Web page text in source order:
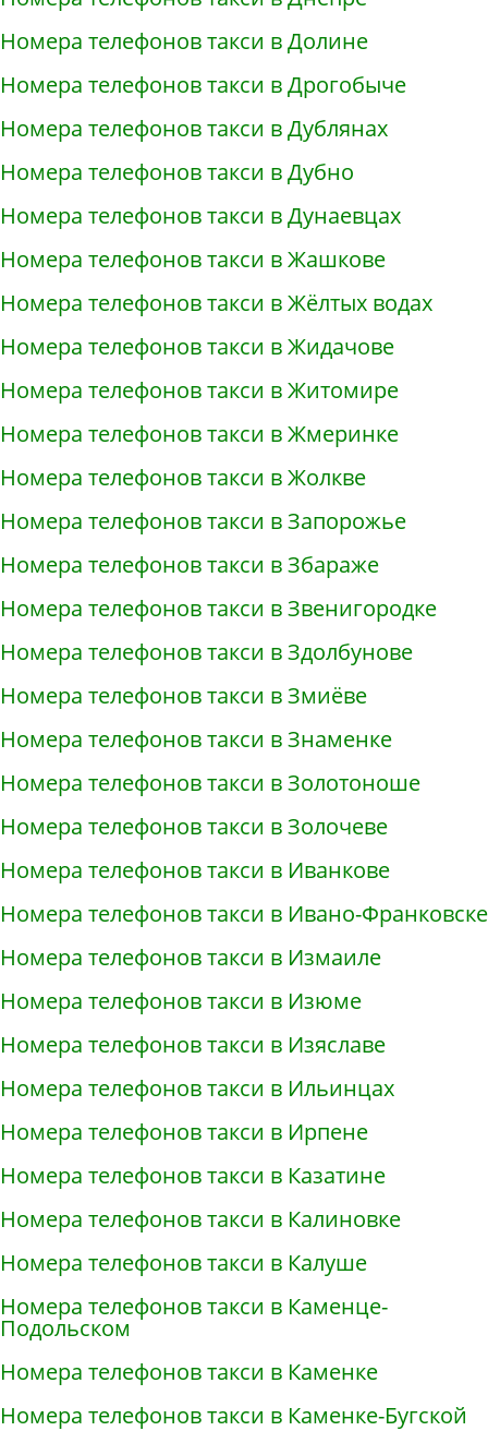
Номера телефонов такси в Долине
Номера телефонов такси в Дрогобыче
Номера телефонов такси в Дублянах
Номера телефонов такси в Дубно
Номера телефонов такси в Дунаевцах
Номера телефонов такси в Жашкове
Номера телефонов такси в Жёлтых водах
Номера телефонов такси в Жидачове
Номера телефонов такси в Житомире
Номера телефонов такси в Жмеринке
Номера телефонов такси в Жолкве
Номера телефонов такси в Запорожье
Номера телефонов такси в Збараже
Номера телефонов такси в Звенигородке
Номера телефонов такси в Здолбунове
Номера телефонов такси в Змиёве
Номера телефонов такси в Знаменке
Номера телефонов такси в Золотоноше
Номера телефонов такси в Золочеве
Номера телефонов такси в Иванкове
Номера телефонов такси в Ивано-Франковске
Номера телефонов такси в Измаиле
Номера телефонов такси в Изюме
Номера телефонов такси в Изяславе
Номера телефонов такси в Ильинцах
Номера телефонов такси в Ирпене
Номера телефонов такси в Казатине
Номера телефонов такси в Калиновке
Номера телефонов такси в Калуше
Номера телефонов такси в Каменце-
Подольском
Номера телефонов такси в Каменке
Номера телефонов такси в Каменке-Бугской